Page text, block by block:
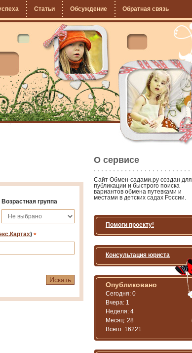
Статьи Обсуждение Обратная связь
Возрастная группа
)*
О сервисе
Сайт Обмен-садами.ру создан для
публикации и быстрого поиска
вариантов обмена путевками и
местами в детских садах России.
Помоги проекту!
Консультация юриста
Опубликовано
Сегодня: 0
Вчера: 1
Неделя: 4
Месяц: 28
Всего: 16221